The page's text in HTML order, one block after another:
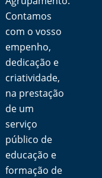
Contamos
com o vosso
empenho,
dedicação e
criatividade,
na prestação
de um
serviço
público de
educação e
formação de